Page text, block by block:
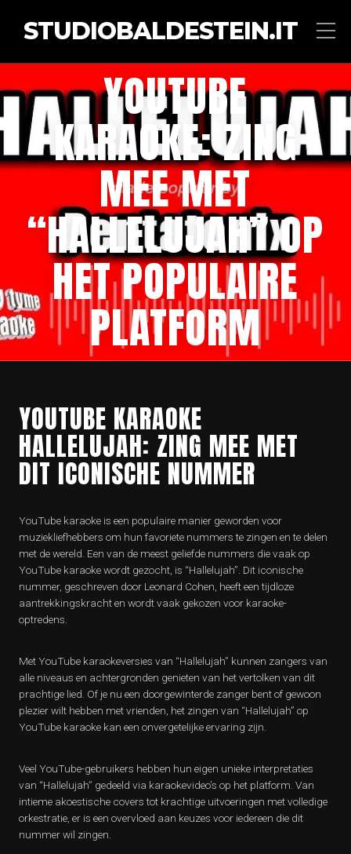
STUDIOBALDESTEIN.IT
YOUTUBE
KARAOKE: ZING
MEE MET
“HALLELUJAH” OP
HET POPULAIRE
PLATFORM
YOUTUBE KARAOKE
HALLELUJAH: ZING MEE MET
DIT ICONISCHE NUMMER
YouTube karaoke is een populaire manier geworden voor
muziekliefhebbers om hun favoriete nummers te zingen en te delen
met de wereld. Een van de meest geliefde nummers die vaak op
YouTube karaoke wordt gezocht, is “Hallelujah”. Dit iconische
nummer, geschreven door Leonard Cohen, heeft een tijdloze
aantrekkingskracht en wordt vaak gekozen voor karaoke-
optredens.
Met YouTube karaokeversies van “Hallelujah” kunnen zangers van
alle niveaus en achtergronden genieten van het vertolken van dit
prachtige lied. Of je nu een doorgewinterde zanger bent of gewoon
plezier wilt hebben met vrienden, het zingen van “Hallelujah” op
YouTube karaoke kan een onvergetelijke ervaring zijn.
Veel YouTube-gebruikers hebben hun eigen unieke interpretaties
van “Hallelujah” gedeeld via karaokevideo’s op het platform. Van
intieme akoestische covers tot krachtige uitvoeringen met volledige
orkestratie, er is een overvloed aan keuzes voor iedereen die dit
nummer wil zingen.